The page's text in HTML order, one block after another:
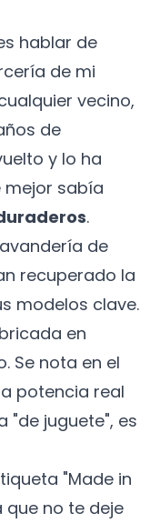
hablar de
de mi
vecino,
de
y lo ha
sabía
.
de
recuperado la
modelos clave.
en
Se nota en el
potencia real
"de juguete", es
"Made in
que no te deje